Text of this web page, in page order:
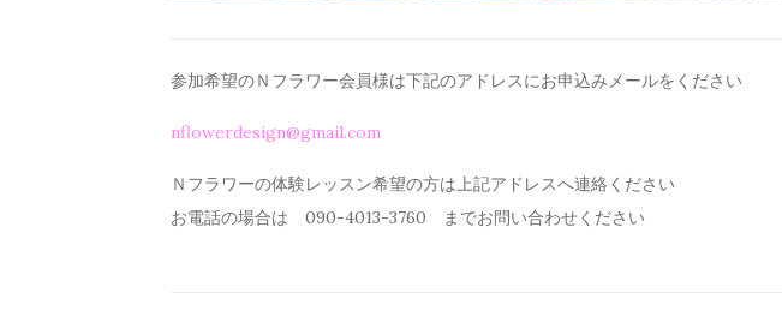
参加希望のＮフラワー会員様は下記のアドレスにお申込みメールを ください
nflowerdesign@gmail.com
Ｎフラワーの体験レッスン希望の方は上記アドレスへ連絡ください
お電話の場合は 090-4013-3760 までお問い合わせください